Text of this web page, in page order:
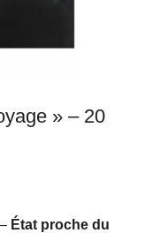
» – 20
État proche du